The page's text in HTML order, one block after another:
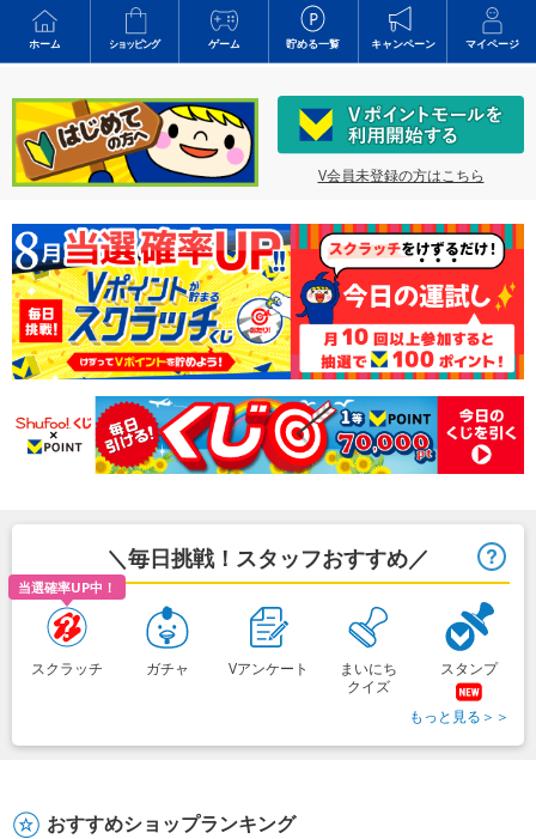
ホーム ショッピング ゲーム 貯める一覧 キャンペーン マイページ
V会員未登録の方はこちら
＼毎日挑戦！スタッフおすすめ／
当選確率UP中！
スクラッチ ガチャ Vアンケート
まいにち
クイズ
スタンプ
もっと見る＞＞
おすすめショップランキング